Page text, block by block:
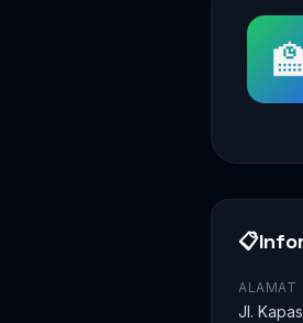
📋
ALAMAT
Jl.